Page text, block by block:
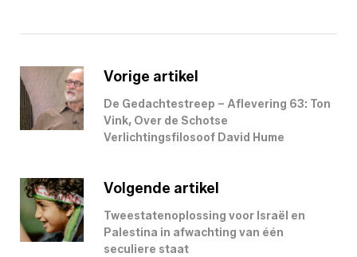
Vorige artikel
De Gedachtestreep – Aflevering 63: Ton
Vink, Over de Schotse
Verlichtingsfilosoof David Hume
Volgende artikel
Tweestatenoplossing voor Israël en
Palestina in afwachting van één
seculiere staat